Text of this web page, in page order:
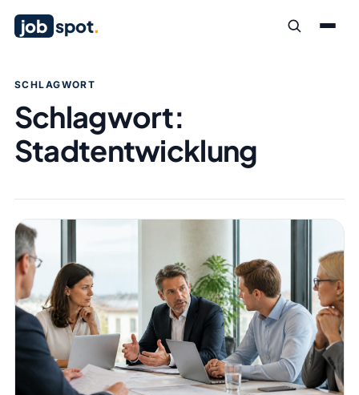
job spot.
SCHLAGWORT
Schlagwort:
Stadtentwicklung